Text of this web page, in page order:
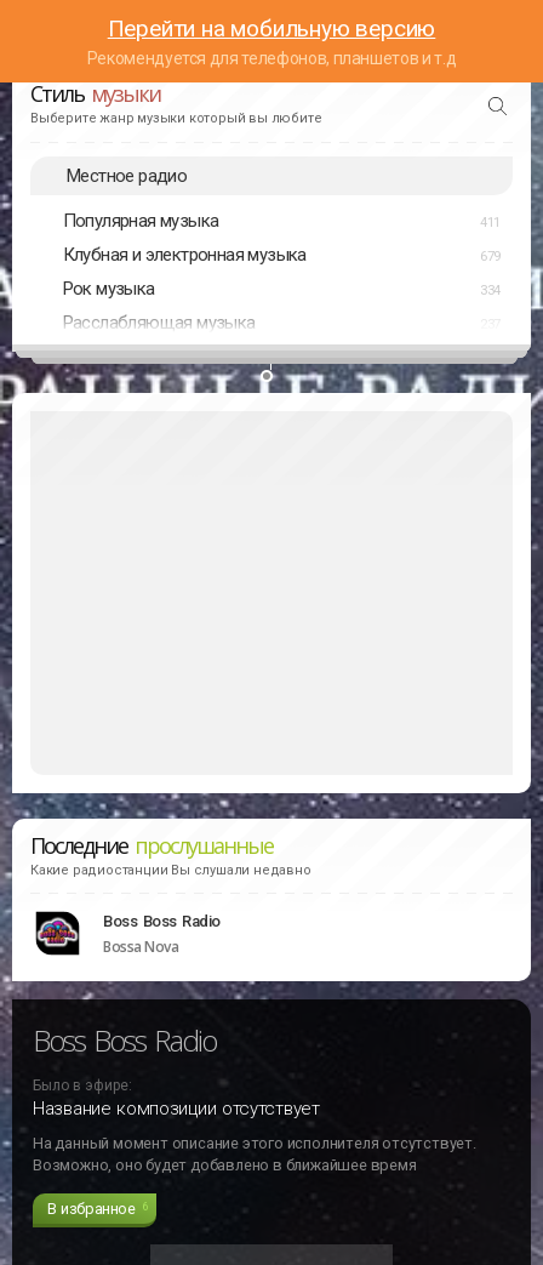
Перейти на мобильную версию
Рекомендуется для телефонов, планшетов и т.д
Стиль музыки
Выберите жанр музыки который вы любите
Местное радио
Популярная музыка 411
Клубная и электронная музыка 679
Рок музыка 334
Расслабляющая музыка
Последние прослушанные
Какие радиостанции Вы слушали недавно
Boss Boss Radio
Bossa Nova
Boss Boss Radio
Было в эфире:
Название композиции отсутствует
На данный момент описание этого исполнителя отсутствует.
Возможно, оно будет добавлено в ближайшее время
В избранное 6